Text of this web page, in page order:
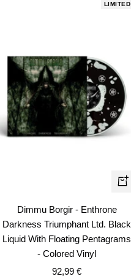
LIMITED
+
Dimmu Borgir - Enthrone
Darkness Triumphant Ltd. Black
Liquid With Floating Pentagrams
- Colored Vinyl
Precio
92,99 €